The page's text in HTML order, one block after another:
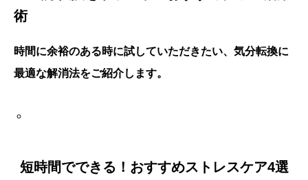
術
時間に余裕のある時に試していただきたい、気分転換に
最適な解消法をご紹介します。
短時間でできる！おすすめストレスケア4選